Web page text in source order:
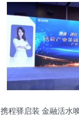
携程驿启装 金融活水